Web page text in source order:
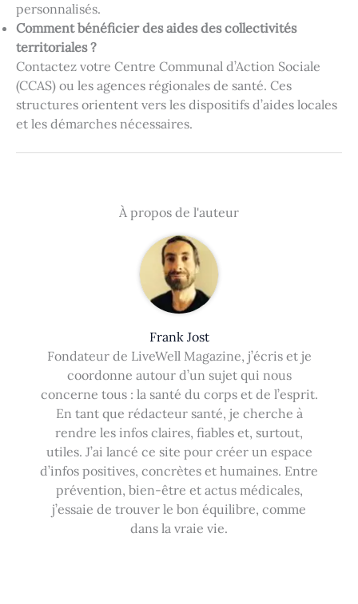
personnalisés.
Comment bénéficier des aides des collectivités
territoriales ?
Contactez votre Centre Communal d’Action Sociale
(CCAS) ou les agences régionales de santé. Ces
structures orientent vers les dispositifs d’aides locales
et les démarches nécessaires.
À propos de l'auteur
Frank Jost
Fondateur de LiveWell Magazine, j’écris et je
coordonne autour d’un sujet qui nous
concerne tous : la santé du corps et de l’esprit.
En tant que rédacteur santé, je cherche à
rendre les infos claires, fiables et, surtout,
utiles. J’ai lancé ce site pour créer un espace
d’infos positives, concrètes et humaines. Entre
prévention, bien-être et actus médicales,
j’essaie de trouver le bon équilibre, comme
dans la vraie vie.